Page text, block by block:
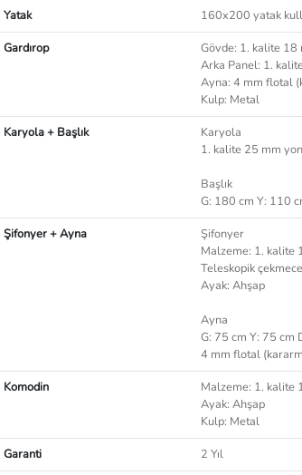
Yatak
160x200 yatak
Gardırop
Gövde: 1. kalite
Arka Panel: 1.
Ayna: 4 mm flotal
Kulp: Metal
Karyola + Başlık
Karyola
1. kalite 25 mm
Başlık
G: 180 cm Y: 110
Şifonyer + Ayna
Şifonyer
Malzeme: 1. kalite
Teleskopik
Ayak: Ahşap
Ayna
G: 75 cm Y: 75 cm
4 mm flotal
Komodin
Malzeme: 1. kalite
Ayak: Ahşap
Kulp: Metal
Garanti
2 Yıl